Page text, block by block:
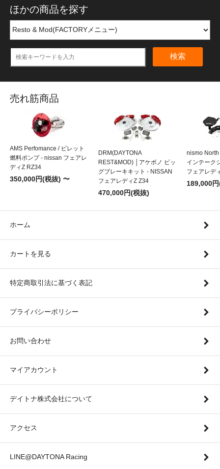
ほかの商品を探す
検索
売れ筋商品
AMS Perfomance / ビレット
燃料ポンプ - nissan フェアレ
ディZ RZ34
350,000円(税抜) 〜
DRM(DAYTONA
REST&MOD) │アケボノ ビッ
グブレーキキット - NISSAN
フェアレディZ Z34
470,000円(税抜)
nismo
インテーク
フェアレデ
189,000
ホーム
カートを見る
特定商取引法に基づく表記
プライバシーポリシー
お問い合わせ
マイアカウント
デイトナ株式会社について
アクセス
LINE@DAYTONA Racing